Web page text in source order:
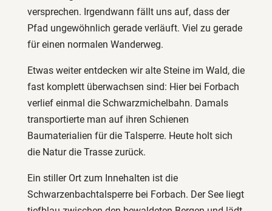
versprechen. Irgendwann fällt uns auf, dass der
Pfad ungewöhnlich gerade verläuft. Viel zu gerade
für einen normalen Wanderweg.
Etwas weiter entdecken wir alte Steine im Wald, die
fast komplett überwachsen sind: Hier bei Forbach
verlief einmal die Schwarzmichelbahn. Damals
transportierte man auf ihren Schienen
Baumaterialien für die Talsperre. Heute holt sich
die Natur die Trasse zurück.
Ein stiller Ort zum Innehalten ist die
Schwarzenbachtalsperre bei Forbach. Der See liegt